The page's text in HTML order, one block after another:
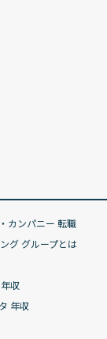
カンパニー 転職
グ グループとは
収
年収